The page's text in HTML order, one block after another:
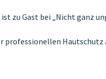
zu Gast bei „Nicht ganz
professionellen Hautschutz